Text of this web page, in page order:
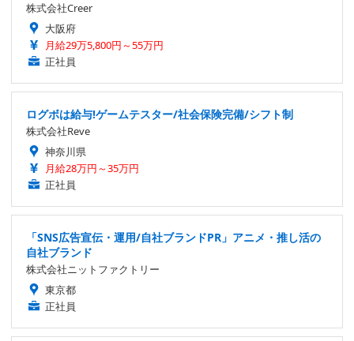
株式会社Creer
大阪府
月給29万5,800円～55万円
正社員
ログボは給与!ゲームテスター/社会保険完備/シフト制
株式会社Reve
神奈川県
月給28万円～35万円
正社員
「SNS広告宣伝・運用/自社ブランドPR」アニメ・推し活の
自社ブランド
株式会社ニットファクトリー
東京都
正社員